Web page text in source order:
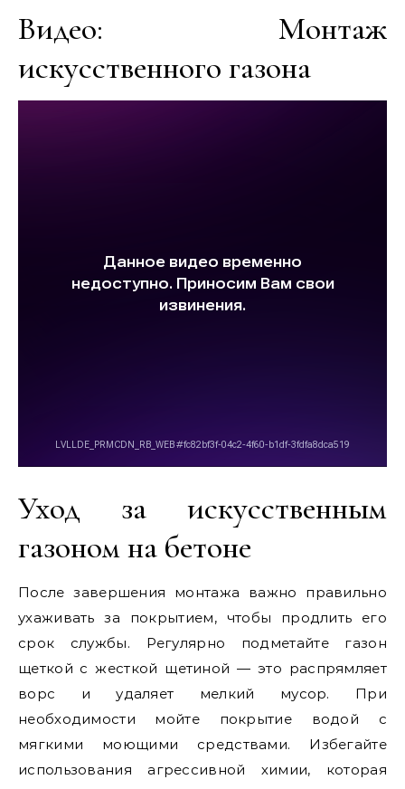
Видео: Монтаж
искусственного газона
Уход за искусственным
газоном на бетоне
После завершения монтажа важно правильно
ухаживать за покрытием, чтобы продлить его
срок службы. Регулярно подметайте газон
щеткой с жесткой щетиной — это распрямляет
ворс и удаляет мелкий мусор. При
необходимости мойте покрытие водой с
мягкими моющими средствами. Избегайте
использования агрессивной химии, которая